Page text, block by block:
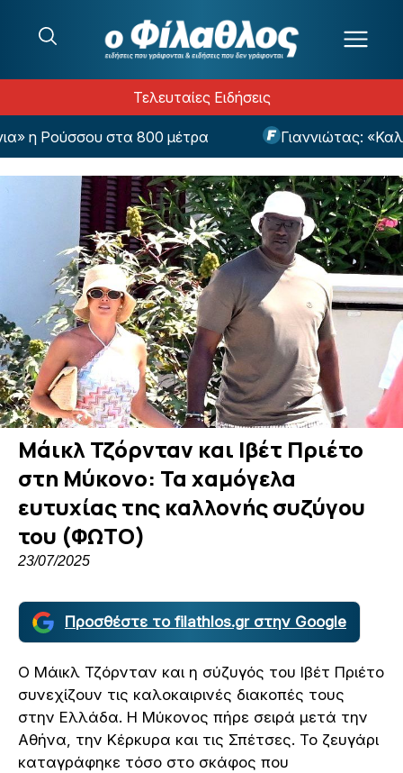
Τελευταίες Ειδήσεις
Γιαννιώτας: «Καλύτερα να γίνουν
Μάικλ Τζόρνταν και Ιβέτ Πριέτο
στη Μύκονο: Τα χαμόγελα
ευτυχίας της καλλονής συζύγου
του (ΦΩΤΟ)
23/07/2025
Προσθέστε το filathlos.gr στην Google
Ο Μάικλ Τζόρνταν και η σύζυγός του Ιβέτ Πριέτο
συνεχίζουν τις καλοκαιρινές διακοπές τους
στην Ελλάδα. Η Μύκονος πήρε σειρά μετά την
Αθήνα, την Κέρκυρα και τις Σπέτσες. Το ζευγάρι
καταγράφηκε τόσο στο σκάφος που